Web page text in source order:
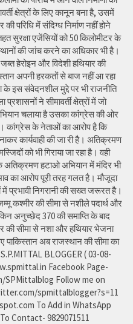
क्षेत्रों के लिए कानून बना है, उसमें
परिधि में संदिग्ध निर्माण नहीं होने
सुरक्षा एजेंसियों को 50 किलोमीटर के
की जांच करने का अधिकार भी है।
हेरोइन और विदेशी हथियार की
अपनी हरकतों से बाज नहीं आ रहा
इस संवेदनशील मुद्दे पर भी राजनीति
ने सीमावर्ती क्षेत्रों में जो
चलाया है उसका कांग्रेस की ओर
कांग्रेस के नेताओं का आरोप है कि
कार्यवाही की जा री है। अतिक्रमण
को भी गिराया जा रहा है। वही
अतिक्रमण हटाओ अभियान में मंदिर भी
का आरोप पूरी तरह गलत है। मौजूदा
में प्रभावी निगरानी की सख्त जरूरत है।
कश्मीर की सीमा से नशीले पदार्थ और
अनुच्छेद 370 की समाप्ति के बाद
की सीमा से नशा और हथियार भेजना
पाकिस्तान अब राजस्थान की सीमा का
BLOGGER ( 03-08-
Facebook Page-
SPMittalblog Follow me on
spmittalblogger?s=11
To Add in WhatsApp
Contact- 9829071511